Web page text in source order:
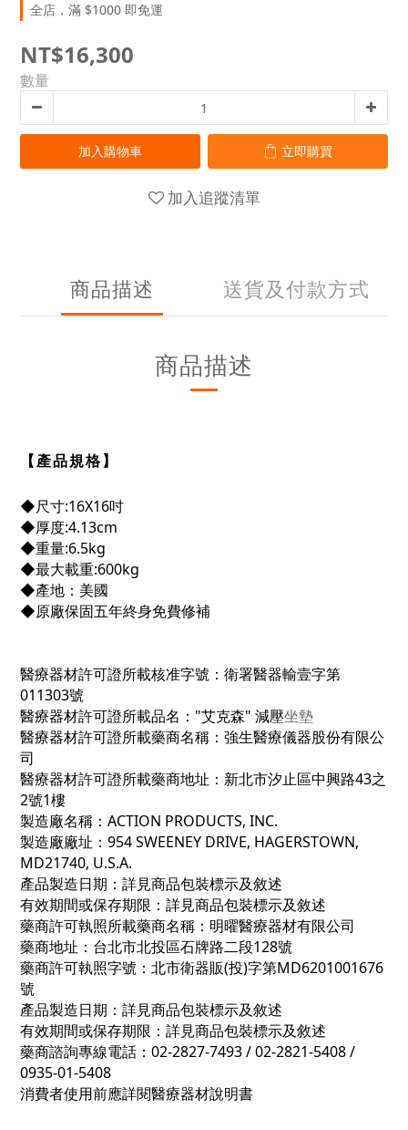
全店，滿 $1000 即免運
NT$16,300
數量
加入購物車 立即購買
加入追蹤清單
商品描述 送貨及付款方式
商品描述
【產品規格】
◆尺寸:16X16吋
◆厚度:4.13cm
◆重量:6.5kg
◆最大載重:600kg
◆產地 ： 美國
◆原廠保固五年終身免費修補
醫療器材許可證所載核准字號：衛署醫器輸壹字第
011303號
醫療器材許可證所載品名："艾克森" 減壓坐墊
醫療器材許可證所載藥商名稱：強生醫療儀器股份有限公
司
醫療器材許可證所載藥商地址：新北市汐止區中興路43之
2號1樓
製造廠名稱：ACTION PRODUCTS, INC.
製造廠廠址：954 SWEENEY DRIVE, HAGERSTOWN,
MD21740, U.S.A.
產品製造日期：詳見商品包裝標示及敘述
有效期間或保存期限：詳見商品包裝標示及敘述
藥商許可執照所載藥商名稱：明曜醫療器材有限公司
藥商地址：台北市北投區石牌路二段128號
藥商許可執照字號：北市衛器販(投)字第MD6201001676
號
產品製造日期：詳見商品包裝標示及敘述
有效期間或保存期限：詳見商品包裝標示及敘述
藥商諮詢專線電話：02-2827-7493 / 02-2821-5408 /
0935-01-5408
消費者使用前應詳閱醫療器材說明書